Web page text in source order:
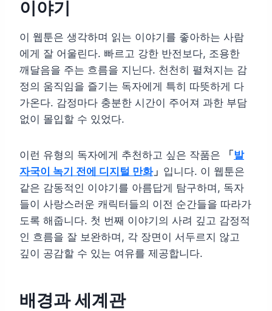
이야기
이 웹툰은 생각하며 읽는 이야기를 좋아하는 사람
에게 잘 어울린다. 빠르고 강한 반전보다, 조용한
깨달음을 주는 흐름을 지닌다. 천천히 펼쳐지는 감
정의 움직임을 즐기는 독자에게 특히 따뜻하게 다
가온다. 감정마다 충분한 시간이 주어져 과한 부담
없이 몰입할 수 있었다.
이런 유형의 독자에게 추천하고 싶은 작품은 「발
자국이 녹기 전에 디지털 만화」 입니다. 이 웹툰은
같은 감동적인 이야기를 아름답게 탐구하며, 독자
들이 사랑스러운 캐릭터들의 이전 순간들을 따라가
도록 해줍니다. 첫 번째 이야기의 사려 깊고 감정적
인 흐름을 잘 보완하며, 각 장면이 서두르지 않고
깊이 공감할 수 있는 여유를 제공합니다.
배경과 세계관